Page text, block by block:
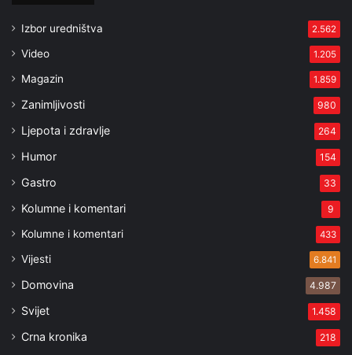
Izbor uredništva 2.562
Video 1.205
Magazin 1.859
Zanimljivosti 980
Ljepota i zdravlje 264
Humor 154
Gastro 33
Kolumne i komentari 9
Kolumne i komentari 433
Vijesti 6.841
Domovina 4.987
Svijet 1.458
Crna kronika 218